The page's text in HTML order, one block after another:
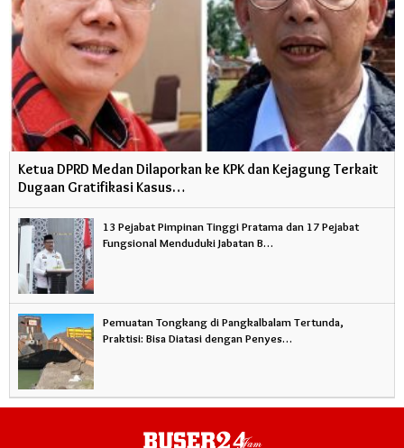
Ketua DPRD Medan Dilaporkan ke KPK dan Kejagung Terkait
Dugaan Gratifikasi Kasus…
13 Pejabat Pimpinan Tinggi Pratama dan 17 Pejabat
Fungsional Menduduki Jabatan B…
Pemuatan Tongkang di Pangkalbalam Tertunda,
Praktisi: Bisa Diatasi dengan Penyes…